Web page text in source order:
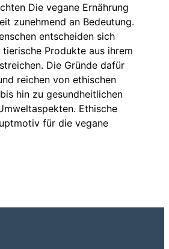
Die vegane Ernährung
zunehmend an Bedeutung.
entscheiden sich
Produkte aus ihrem
Die Gründe dafür
reichen von ethischen
hin zu gesundheitlichen
Ethische
für die vegane